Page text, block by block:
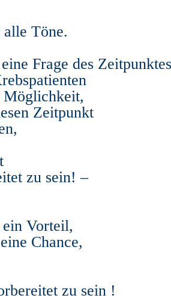
Töne.
Frage des Zeitpunktes
Möglichkeit,
Zeitpunkt
zu sein! –
Vorteil,
Chance,
zu sein !